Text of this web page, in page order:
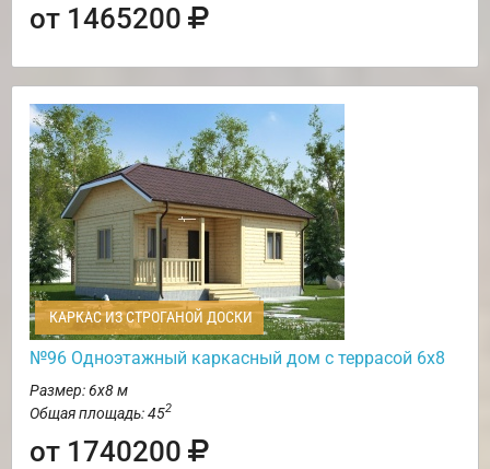
от 1465200
КАРКАС ИЗ СТРОГАНОЙ ДОСКИ
№96 Одноэтажный каркасный дом с террасой 6х8
Размер: 6х8 м
Общая площадь: 452
от 1740200